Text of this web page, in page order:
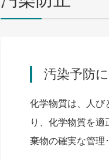
汚染予防
化学物質は、人び
り、化学物質を
棄物の確実な管理